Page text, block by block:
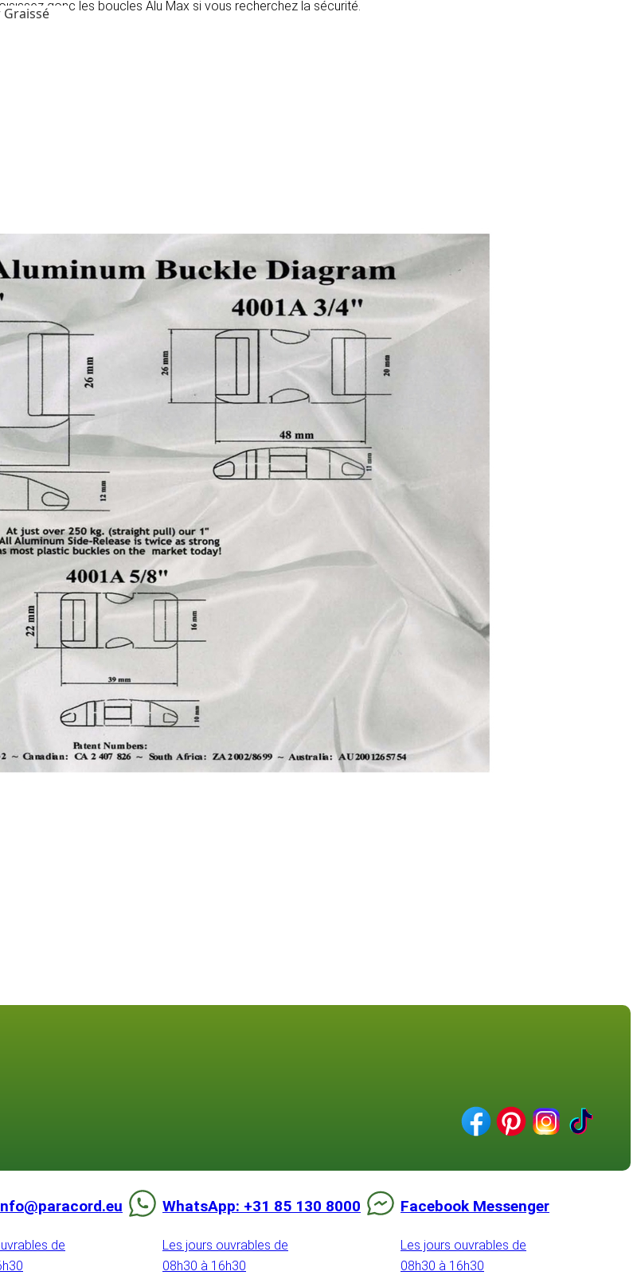
Graissédonc les boucles Alu Max si vous recherchez la sécurité.
de
WhatsApp: +31 85 130 8000
Les jours ouvrables de
08h30 à 16h30
Facebook Messenger
Les jours ouvrables de
08h30 à 16h30